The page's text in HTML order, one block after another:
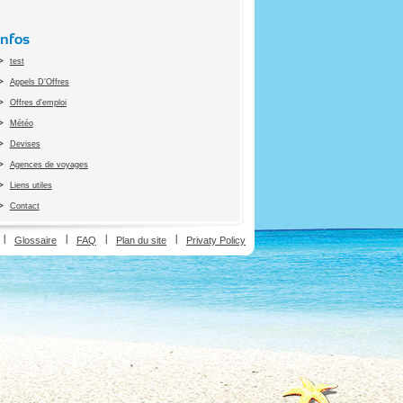
test
Appels D'Offres
Offres d'emploi
Météo
Devises
Agences de voyages
Liens utiles
Contact
Glossaire FAQ Plan du site Privaty Policy